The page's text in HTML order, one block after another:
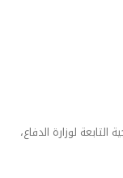
التابعة لوزارة الدفاع،